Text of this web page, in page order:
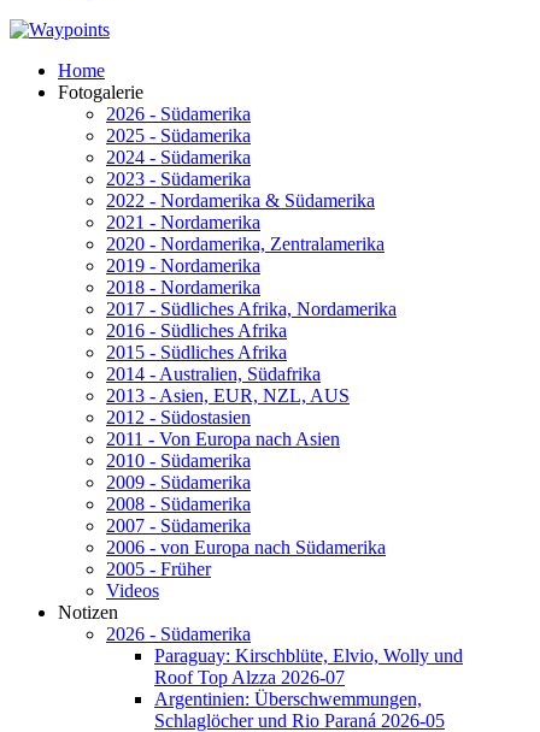
Home
Fotogalerie
2026 - Südamerika
2025 - Südamerika
2024 - Südamerika
2023 - Südamerika
2022 - Nordamerika & Südamerika
2021 - Nordamerika
2020 - Nordamerika, Zentralamerika
2019 - Nordamerika
2018 - Nordamerika
2017 - Südliches Afrika, Nordamerika
2016 - Südliches Afrika
2015 - Südliches Afrika
2014 - Australien, Südafrika
2013 - Asien, EUR, NZL, AUS
2012 - Südostasien
2011 - Von Europa nach Asien
2010 - Südamerika
2009 - Südamerika
2008 - Südamerika
2007 - Südamerika
2006 - von Europa nach Südamerika
2005 - Früher
Videos
Notizen
2026 - Südamerika
Paraguay: Kirschblüte, Elvio, Wolly und
Roof Top Alzza 2026-07
Argentinien: Überschwemmungen,
Schlaglöcher und Rio Paraná 2026-05